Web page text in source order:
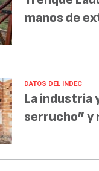
manos de
DATOS DEL INDEC
La industria
serrucho” y